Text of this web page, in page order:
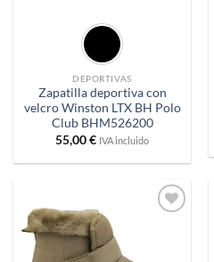
DEPORTIVAS
Zapatilla deportiva con
velcro Winston LTX BH Polo
Club BHM526200
55,00€ IVA incluido